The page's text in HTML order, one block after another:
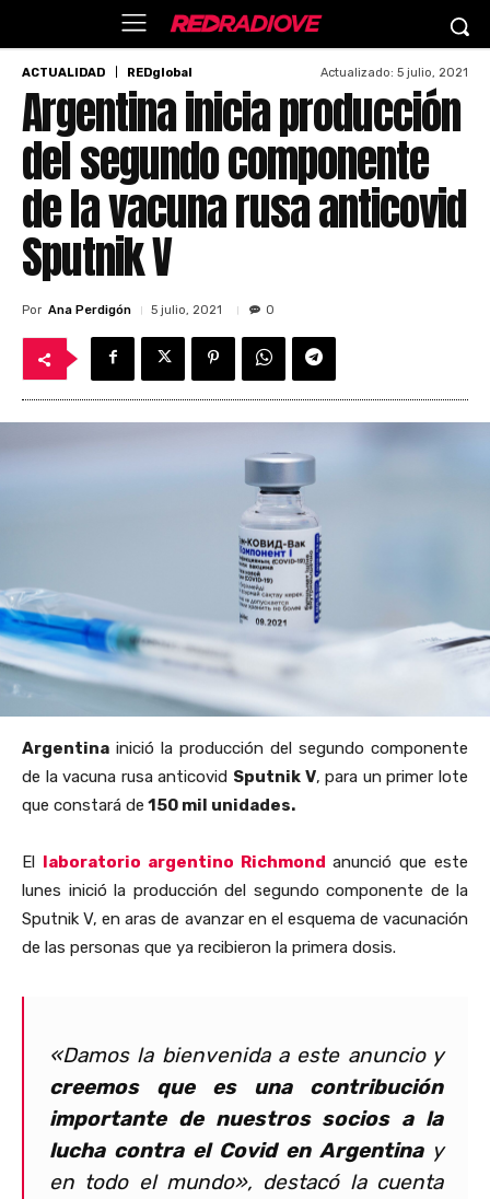
ACTUALIDAD REDglobal Actualizado: 5 julio, 2021
Argentina inicia producción
del segundo componente
de la vacuna rusa anticovid
Sputnik V
Por Ana Perdigón 5 julio, 2021 0
Argentina inició la producción del segundo componente
de la vacuna rusa anticovid Sputnik V, para un primer lote
que constará de 150 mil unidades.
El laboratorio argentino Richmond anunció que este
lunes inició la producción del segundo componente de la
Sputnik V, en aras de avanzar en el esquema de vacunación
de las personas que ya recibieron la primera dosis.
«Damos la bienvenida a este anuncio y
creemos que es una contribución
importante de nuestros socios a la
lucha contra el Covid en Argentinay
en todo el mundo», destacó la cuenta